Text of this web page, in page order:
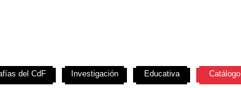
del CdF Investigación Educativa Catálogo